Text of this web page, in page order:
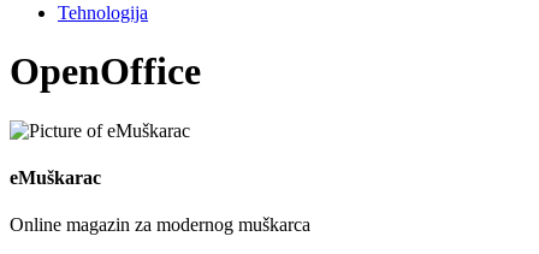
Tehnologija
OpenOffice
eMuškarac
Online magazin za modernog muškarca